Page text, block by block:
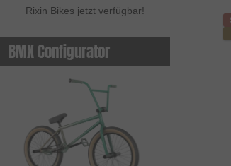
Rixin Bikes jetzt verfügbar!
BMX Configurator